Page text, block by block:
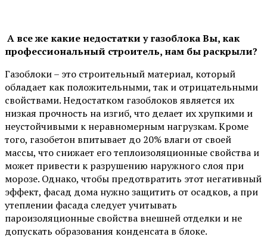
А все же какие недостатки у газоблока Вы, как
профессиональный строитель, нам бы раскрыли?
Газоблоки – это строительный материал, который
обладает как положительными, так и отрицательными
свойствами. Недостатком газоблоков является их
низкая прочность на изгиб, что делает их хрупкими и
неустойчивыми к неравномерным нагрузкам. Кроме
того, газобетон впитывает до 20% влаги от своей
массы, что снижает его теплоизоляционные свойства и
может привести к разрушению наружного слоя при
морозе. Однако, чтобы предотвратить этот негативный
эффект, фасад дома нужно защитить от осадков, а при
утеплении фасада следует учитывать
пароизоляционные свойства внешней отделки и не
допускать образования конденсата в блоке.